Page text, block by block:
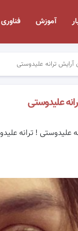
آموزش فناوری
ترانه علیدوستی
علیدوستی
علیدوستی ! ترانه